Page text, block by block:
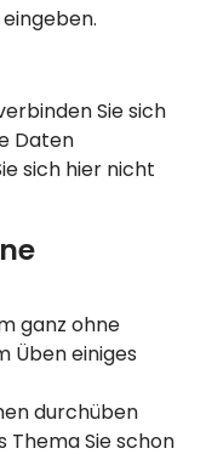
Sie sich
Daten
sich hier nicht
ganz ohne
Üben einiges
durchüben
Thema Sie schon